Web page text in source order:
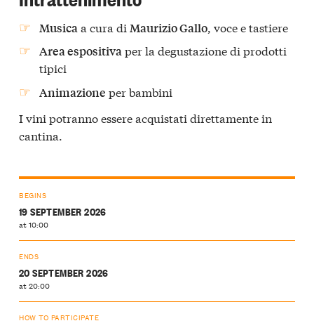
Musicaa cura di Maurizio Gallo, voce e tastiere
Area espositivaper la degustazione di prodotti
tipici
Animazione per bambini
I vini potranno essere acquistati direttamente in
cantina.
BEGINS
19 SEPTEMBER 2026
at 10:00
ENDS
20 SEPTEMBER 2026
at 20:00
HOW TO PARTICIPATE